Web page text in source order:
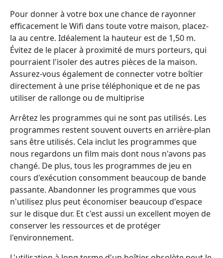
Pour donner à votre box une chance de rayonner
efficacement le Wifi dans toute votre maison, placez-
la au centre. Idéalement la hauteur est de 1,50 m.
Évitez de le placer à proximité de murs porteurs, qui
pourraient l'isoler des autres pièces de la maison.
Assurez-vous également de connecter votre boîtier
directement à une prise téléphonique et de ne pas
utiliser de rallonge ou de multiprise
Arrêtez les programmes qui ne sont pas utilisés. Les
programmes restent souvent ouverts en arrière-plan
sans être utilisés. Cela inclut les programmes que
nous regardons un film mais dont nous n'avons pas
changé. De plus, tous les programmes de jeu en
cours d'exécution consomment beaucoup de bande
passante. Abandonner les programmes que vous
n'utilisez plus peut économiser beaucoup d'espace
sur le disque dur. Et c'est aussi un excellent moyen de
conserver les ressources et de protéger
l'environnement.